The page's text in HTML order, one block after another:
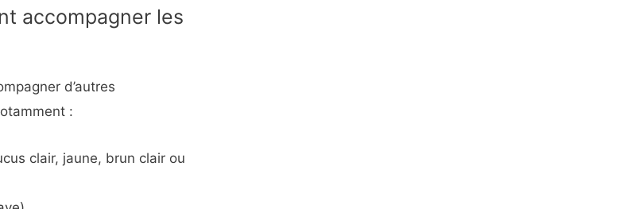
accompagner les
d’autres
:
clair, jaune, brun clair ou